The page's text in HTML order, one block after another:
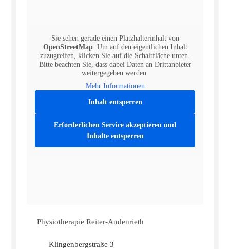
Sie sehen gerade einen Platzhalterinhalt von
OpenStreetMap. Um auf den eigentlichen Inhalt
zuzugreifen, klicken Sie auf die Schaltfläche unten.
Bitte beachten Sie, dass dabei Daten an Drittanbieter
weitergegeben werden.
Mehr Informationen
Inhalt entsperren
Erforderlichen Service akzeptieren und
Inhalte entsperren
Physiotherapie Reiter-Audenrieth
Klingenbergstraße 3